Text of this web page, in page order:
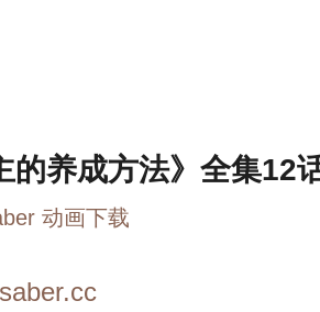
的养成方法》全集12
动画下载